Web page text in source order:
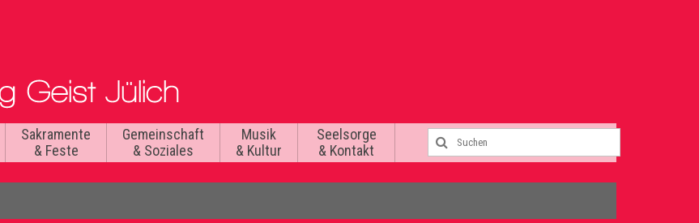
Sakramente
& Feste
Gemeinschaft
& Soziales
Musik
& Kultur
Seelsorge
& Kontakt